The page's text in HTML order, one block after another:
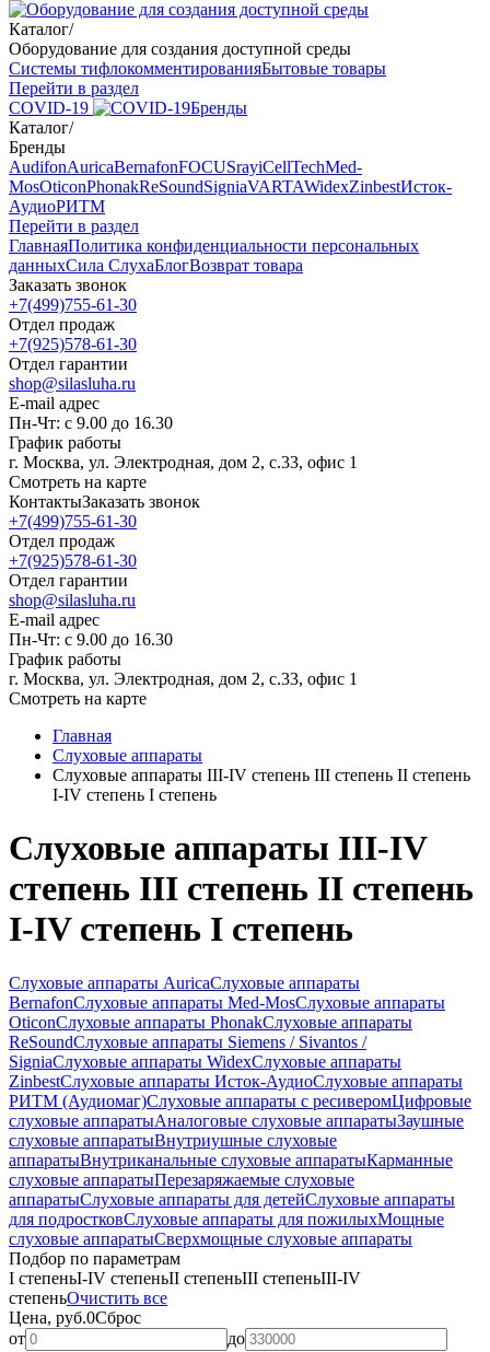
Каталог/
Оборудование для создания доступной среды
Системы тифлокомментированияБытовые товары
Перейти в раздел
COVID-19
Бренды
Каталог/
Бренды
AudifonAuricaBernafonFOCUSrayiCellTechMed-
MosOticonPhonakReSoundSigniaVARTAWidexZinbestИсток-
АудиоРИТМ
Перейти в раздел
ГлавнаяПолитика конфиденциальности персональных
данныхСила СлухаБлогВозврат товара
Заказать звонок
+7(499)755-61-30
Отдел продаж
+7(925)578-61-30
Отдел гарантии
shop@silasluha.ru
E-mail адрес
Пн-Чт: с 9.00 до 16.30
График работы
г. Москва, ул. Электродная, дом 2, с.33, офис 1
Смотреть на карте
КонтактыЗаказать звонок
+7(499)755-61-30
Отдел продаж
+7(925)578-61-30
Отдел гарантии
shop@silasluha.ru
E-mail адрес
Пн-Чт: с 9.00 до 16.30
График работы
г. Москва, ул. Электродная, дом 2, с.33, офис 1
Смотреть на карте
Главная
Слуховые аппараты
Слуховые аппараты III-IV степень III степень II степень
I-IV степень I степень
Слуховые аппараты III-IV
степень III степень II степень
I-IV степень I степень
Слуховые аппараты AuricaСлуховые аппараты
BernafonСлуховые аппараты Med-MosСлуховые аппараты
OticonСлуховые аппараты PhonakСлуховые аппараты
ReSoundСлуховые аппараты Siemens / Sivantos /
SigniaСлуховые аппараты WidexСлуховые аппараты
ZinbestСлуховые аппараты Исток-АудиоСлуховые аппараты
РИТМ (Аудиомаг)Слуховые аппараты с ресиверомЦифровые
слуховые аппаратыАналоговые слуховые аппаратыЗаушные
слуховые аппаратыВнутриушные слуховые
аппаратыВнутриканальные слуховые аппаратыКарманные
слуховые аппаратыПерезаряжаемые слуховые
аппаратыСлуховые аппараты для детейСлуховые аппараты
для подростковСлуховые аппараты для пожилыхМощные
слуховые аппаратыСверхмощные слуховые аппараты
Подбор по параметрам
I степеньI-IV степеньII степеньIII степеньIII-IV
степеньОчистить все
Цена, руб.0Сброс
от
до